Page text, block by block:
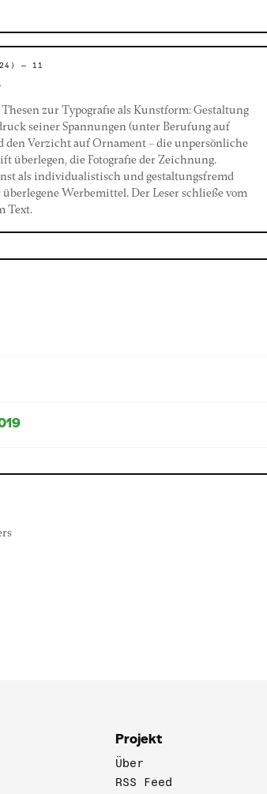
— 11
zur Typografie als Kunstform: Gestaltung
seiner Spannungen (unter Berufung auf
Verzicht auf Ornament – die unpersönliche
überlegen, die Fotografie der Zeichnung.
als individualistisch und gestaltungsfremd
Werbemittel. Der Leser schließe vom
Text.
Projekt
Über
RSS Feed